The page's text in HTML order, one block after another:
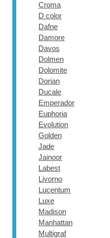
Croma
D color
Dafne
Damore
Davos
Dolmen
Dolomite
Dorian
Ducale
Emperador
Euphoria
Evolution
Golden
Jade
Jainoor
Labest
Livorno
Lucentum
Luxe
Madison
Manhattan
Multigraf